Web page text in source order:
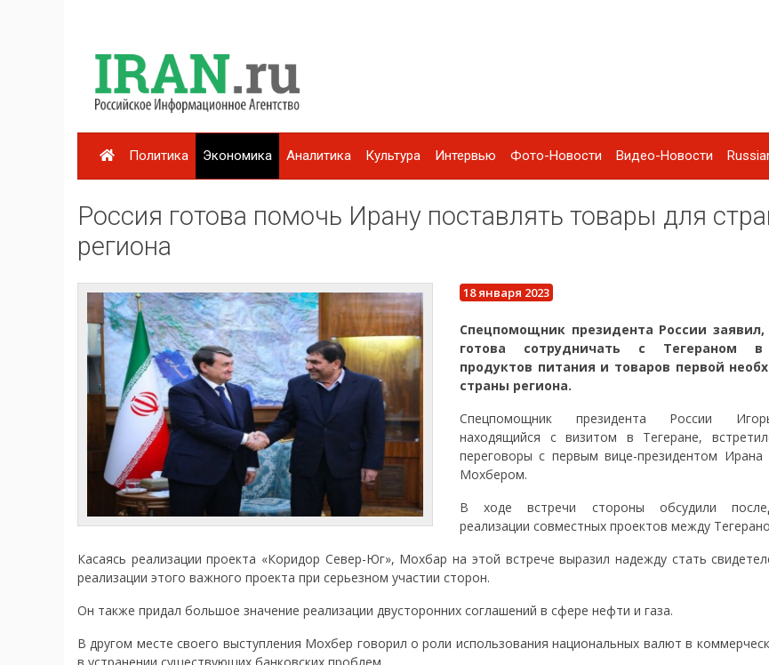
Политика Экономика Аналитика Культура Интервью Фото-Новости Видео-Новости
Россия готова помочь Ирану поставлять товары для
региона
18 января 2023
Спецпомощник президента России
готова сотрудничать с Тегераном в
продуктов питания и товаров первой
страны региона.
Спецпомощник президента России
находящийся с визитом в Тегеране,
переговоры с первым вице-президентом
Мохбером.
В ходе встречи стороны обсудили
реализации совместных проектов между
Касаясь реализации проекта «Коридор Север-Юг», Мохбар на этой встрече выразил надежду стать
реализации этого важного проекта при серьезном участии сторон.
Он также придал большое значение реализации двусторонних соглашений в сфере нефти и газа.
В другом месте своего выступления Мохбер говорил о роли использования национальных валют в